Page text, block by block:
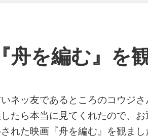
『舟を編む』を
ネッ友であるところのコウジ
たら本当に見てくれたので、
れた映画『舟を編む』を観まし